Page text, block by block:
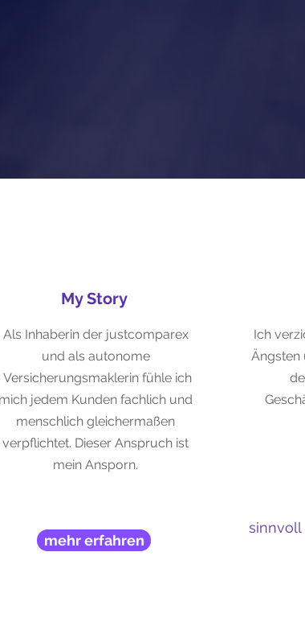
My Story
Als Inhaberin der justcomparex
und als autonome
Versicherungsmaklerin fühle ich
mich jedem Kunden fachlich und
menschlich gleichermaßen
verpflichtet. Dieser Anspruch ist
mein Ansporn.
mehr erfahren
Ich
Ängsten